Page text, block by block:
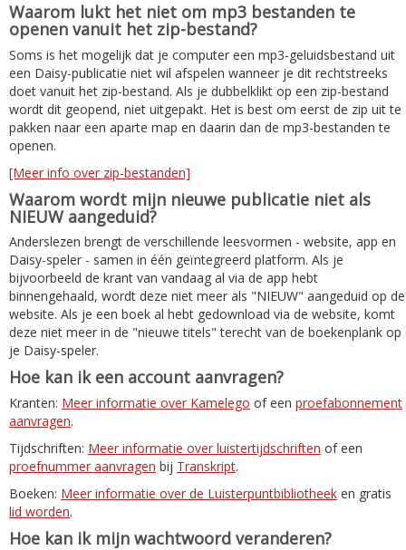
Waarom lukt het niet om mp3 bestanden te
openen vanuit het zip-bestand?
Soms is het mogelijk dat je computer een mp3-geluidsbestand uit
een Daisy-publicatie niet wil afspelen wanneer je dit rechtstreeks
doet vanuit het zip-bestand. Als je dubbelklikt op een zip-bestand
wordt dit geopend, niet uitgepakt. Het is best om eerst de zip uit te
pakken naar een aparte map en daarin dan de mp3-bestanden te
openen.
[Meer info over zip-bestanden]
Waarom wordt mijn nieuwe publicatie niet als
NIEUW aangeduid?
Anderslezen brengt de verschillende leesvormen - website, app en
Daisy-speler - samen in één geïntegreerd platform. Als je
bijvoorbeeld de krant van vandaag al via de app hebt
binnengehaald, wordt deze niet meer als "NIEUW" aangeduid op de
website. Als je een boek al hebt gedownload via de website, komt
deze niet meer in de "nieuwe titels" terecht van de boekenplank op
je Daisy-speler.
Hoe kan ik een account aanvragen?
Kranten: Meer informatie over Kamelego of een proefabonnement
aanvragen.
Tijdschriften: Meer informatie over luistertijdschriften of een
proefnummer aanvragen bij Transkript.
Boeken: Meer informatie over de Luisterpuntbibliotheek en gratis
lid worden.
Hoe kan ik mijn wachtwoord veranderen?